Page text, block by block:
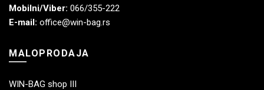
Mobilni/Viber: 066/355-222
E-mail: office@win-bag.rs
MALOPRODAJA
WIN-BAG shop III